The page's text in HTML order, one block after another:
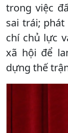
trong việc
sai trái;
chí chủ lực
xã hội để
dựng thế